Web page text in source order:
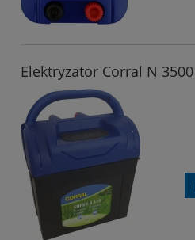
Elektryzator Corral N 3500